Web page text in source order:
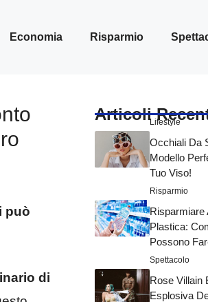
Economia Risparmio
può
di
ArticoliLifestyle
Occhiali Da
Modello
Tuo Viso!
Risparmio
Risparmiare
Plastica:
Possono
Spettacolo
Rose Villain
Esplosiva